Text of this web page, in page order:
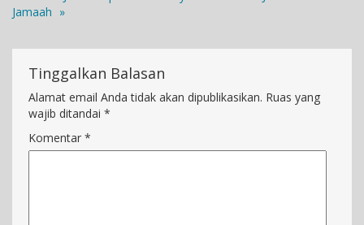
Jamaah »
Tinggalkan Balasan
Alamat email Anda tidak akan dipublikasikan. Ruas yang
wajib ditandai *
Komentar *